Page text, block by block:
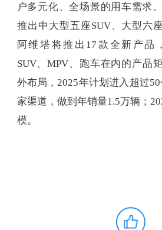
户多元化、全场景的用车需求
推出中大型五座SUV、大型六
阿维塔将推出17款全新产品
SUV、MPV、跑车在内的产品
外布局，2025年计划进入超过
家渠道，做到年销量1.5万辆；
模。